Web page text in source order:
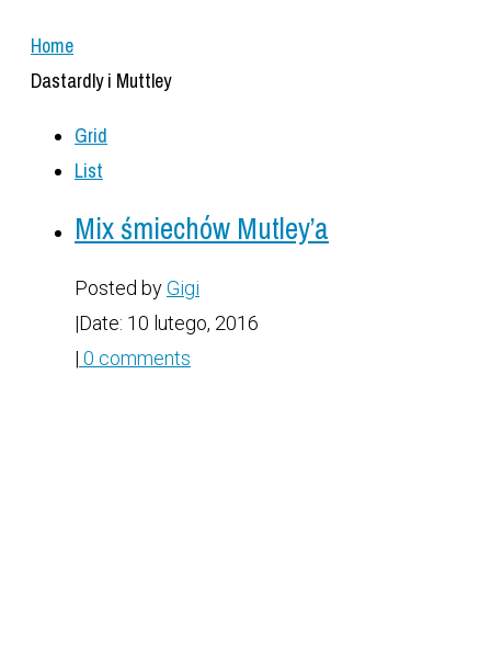
Home
Dastardly i Muttley
Grid
List
Mix śmiechów Mutley’a
Posted byGigi
|Date: 10 lutego, 2016
| 0 comments